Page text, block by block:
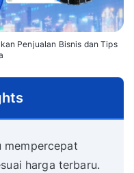
Penjualan Bisnis dan Tips
harga terbaru.